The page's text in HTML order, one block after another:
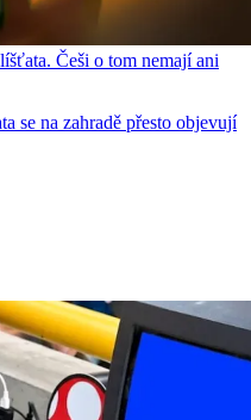
Češi o tom nemají ani
se na zahradě přesto objevují